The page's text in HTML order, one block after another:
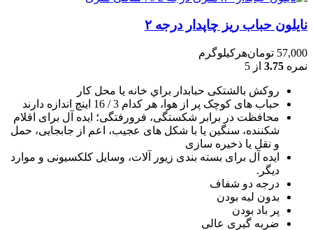
نایلون حباب ریز چاپدار درجه ۲
57,000 تومانهرکیلوگرم
نمره 3.75 از 5
روکش بالشتکی حبابدار براي خانه يا محل کار
حباب های کوچک پر از هوا، هر کدام 3 / 16 اينچ اندازه دارند
محافظت در برابر شکستگی، فرورفتگی؛ ايده آل برای اقلام
شکننده، سنگين يا با شکل های عجيب، اعم از جابجايی، حمل
و نقل يا ذخيره سازی
ایده آل برای بسته بندی زیور آلات، وسایل کلکسیونی و موارد
دیگر.
درجه دو شفاف
بدون لبه بودن
پر باد بودن
ضربه گیری عالی